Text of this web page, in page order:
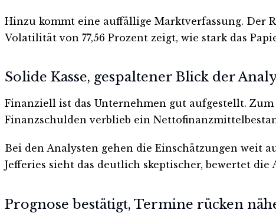
Hinzu kommt eine auffällige Marktverfassung. Der
Volatilität von 77,56 Prozent zeigt, wie stark das
Solide Kasse, gespaltener Blick der
Finanziell ist das Unternehmen gut aufgestellt.
Finanzschulden verblieb ein
Bei den Analysten gehen die Einschätzungen weit
Jefferies sieht das deutlich skeptischer, bewertet
Prognose bestätigt, Termine rücken